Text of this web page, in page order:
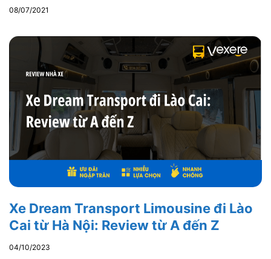
08/07/2021
Xe Dream Transport Limousine đi Lào
Cai từ Hà Nội: Review từ A đến Z
04/10/2023